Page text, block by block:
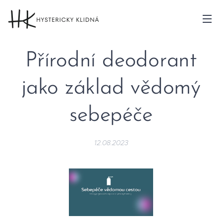
Přírodní deodorant
jako základ vědomý
sebepéče
12.08.2023